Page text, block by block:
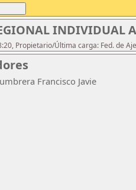
INDIVIDUAL
Propietario/Última carga: Fed. de
Francisco Javie